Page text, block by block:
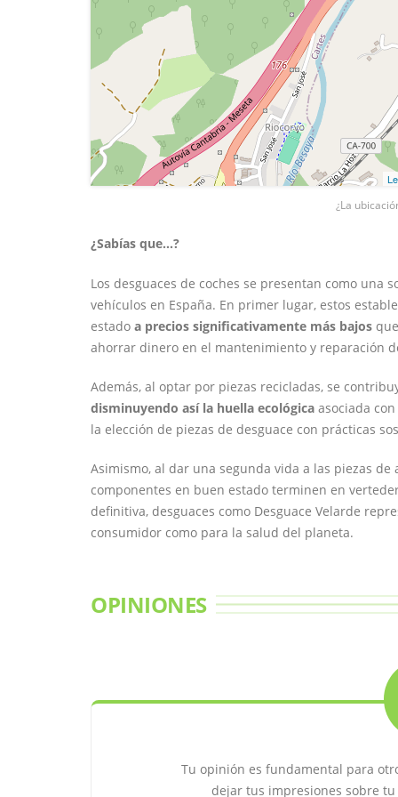
¿La
¿Sabías que...?
Los desguaces de coches se presentan como una
vehículos en España. En primer lugar, estos
estado a precios significativamente más bajos
ahorrar dinero en el mantenimiento y reparación
Además, al optar por piezas recicladas, se
disminuyendo así la huella ecológica asociada
la elección de piezas de desguace con prácticas
Asimismo, al dar una segunda vida a las piezas de
componentes en buen estado terminen en
definitiva, desguaces como Desguace Velarde
consumidor como para la salud del planeta.
OPINIONES
Tu opinión es fundamental para
dejar tus impresiones sobre